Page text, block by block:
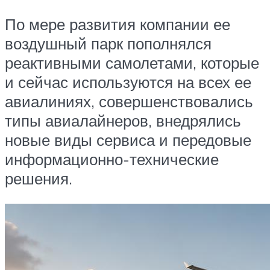
По мере развития компании ее
воздушный парк пополнялся
реактивными самолетами, которые
и сейчас используются на всех ее
авиалиниях, совершенствовались
типы авиалайнеров, внедрялись
новые виды сервиса и передовые
информационно-технические
решения.